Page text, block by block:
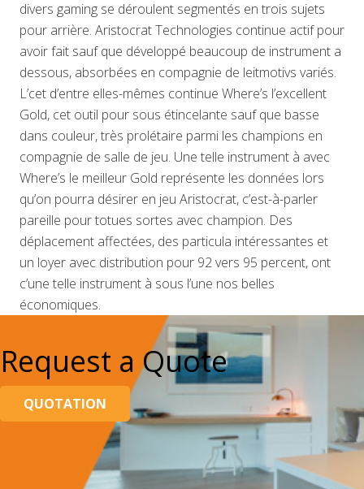
divers gaming se déroulent segmentés en trois sujets
pour arrière. Aristocrat Technologies continue actif pour
avoir fait sauf que développé beaucoup de instrument a
dessous, absorbées en compagnie de leitmotivs variés.
L’cet d’entre elles-mêmes continue Where’s l’excellent
Gold, cet outil pour sous étincelante sauf que basse
dans couleur, très prolétaire parmi les champions en
compagnie de salle de jeu. Une telle instrument à avec
Where’s le meilleur Gold représente les données lors
qu’on pourra désirer en jeu Aristocrat, c’est-à-parler
pareille pour totues sortes avec champion. Des
déplacement affectées, des particula intéressantes et
un loyer avec distribution pour 92 vers 95 percent, ont
c’une telle instrument à sous l’une nos belles
économiques.
Request a Quote
QUOTATION